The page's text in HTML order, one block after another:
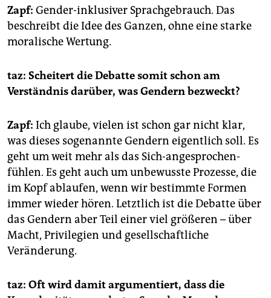
Zapf: Gender-inklusiver Sprachgebrauch. Das
beschreibt die Idee des Ganzen, ohne eine starke
moralische Wertung.
taz: Scheitert die Debatte somit schon am
Verständnis darüber, was Gendern bezweckt?
Zapf: Ich glaube, vielen ist schon gar nicht klar,
was dieses sogenannte Gendern eigentlich soll. Es
geht um weit mehr als das Sich-angesprochen-
fühlen. Es geht auch um unbewusste Prozesse, die
im Kopf ablaufen, wenn wir bestimmte Formen
immer wieder hören. Letztlich ist die Debatte über
das Gendern aber Teil einer viel größeren – über
Macht, Privilegien und gesellschaftliche
Veränderung.
taz: Oft wird damit argumentiert, dass die